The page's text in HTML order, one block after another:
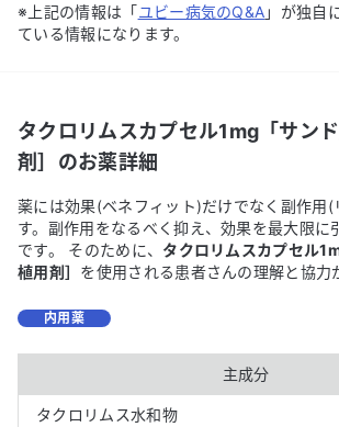
※上記の情報は「ユビー病気のQ&A」が独自
ている情報になります。
タクロリムスカプセル1mg「サン
剤］ のお薬詳細
薬には効果(ベネフィット)だけでなく副作用(
す。副作用をなるべく抑え、効果を最大限に
です。 そのために、 タクロリムスカプセル
植用剤］ を使用される患者さんの理解と協力
内用薬
主成分
タクロリムス水和物